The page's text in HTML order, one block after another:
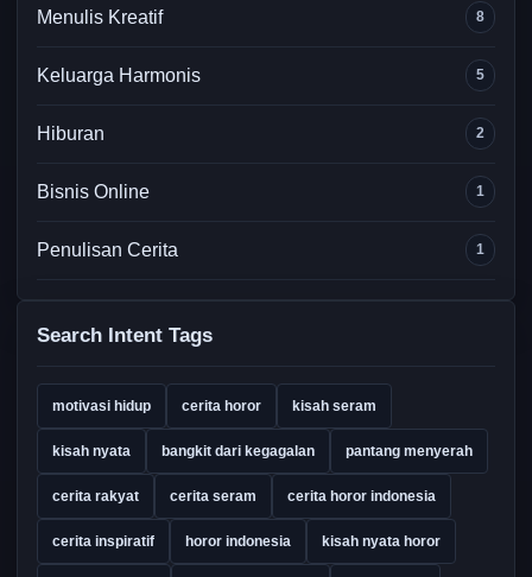
Menulis Kreatif 8
Keluarga Harmonis 5
Hiburan 2
Bisnis Online 1
Penulisan Cerita 1
Search Intent Tags
motivasi hidup cerita horor kisah seram
kisah nyata bangkit dari kegagalan pantang menyerah
cerita rakyat cerita seram cerita horor indonesia
cerita inspiratif horor indonesia kisah nyata horor